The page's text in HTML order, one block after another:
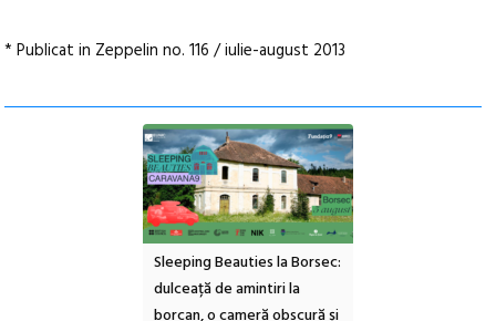
* Publicat in Zeppelin no. 116 / iulie-august 2013
Sleeping Beauties la Borsec:
dulceață de amintiri la